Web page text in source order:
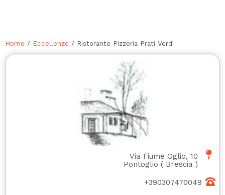
Home / Eccellenze / Ristorante Pizzeria Prati Verdi
Via Fiume Oglio, 10
Pontoglio ( Brescia )
+390307470049